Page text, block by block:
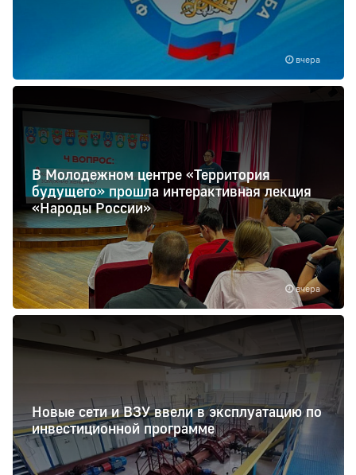
вчера
вчера
В Молодежном центре «Территория
будущего» прошла интерактивная лекция
«Народы России»
Новые сети и ВЗУ ввели в эксплуатацию по
инвестиционной программе